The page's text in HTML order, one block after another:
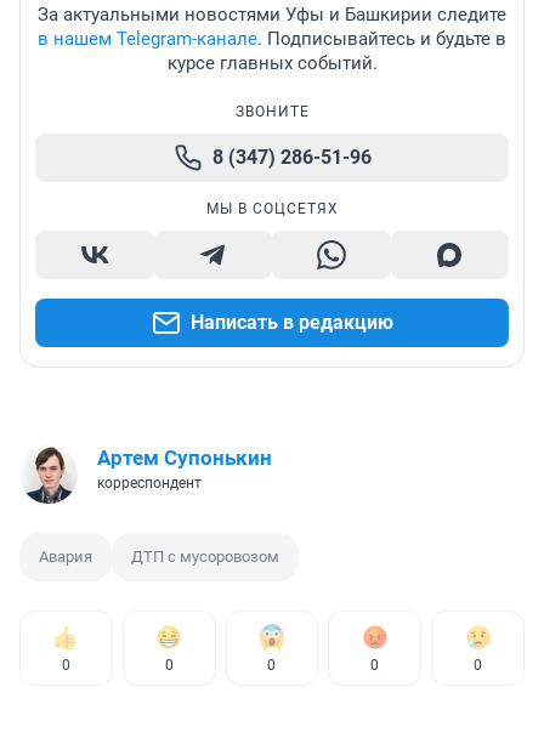
За актуальными новостями Уфы и Башкирии следите
в нашем Telegram-канале. Подписывайтесь и будьте в
курсе главных событий.
ЗВОНИТЕ
8 (347) 286-51-96
МЫ В СОЦСЕТЯХ
Написать в редакцию
Артем Супонькин
корреспондент
Авария ДТП с мусоровозом
0 0 0 0 0